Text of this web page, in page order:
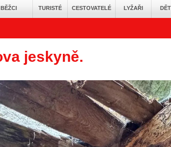
BĚŽCI TURISTÉ CESTOVATELÉ LYŽAŘI
jeskyně.